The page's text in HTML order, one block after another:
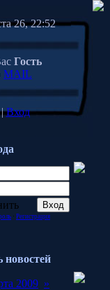
26, 22:52
Гость
MAIL
Вход
· Регистрация
новостей
2009 »